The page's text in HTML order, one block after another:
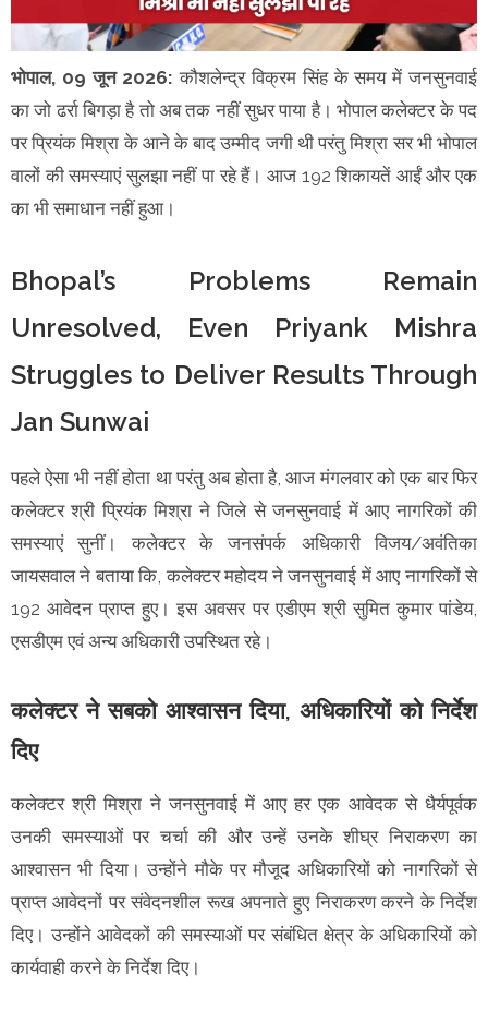
भोपाल, 09 जून 2026:कौशलेन्द्र विक्रम सिंह के समय में जनसुनवाई
का जो ढर्रा बिगड़ा है तो अब तक नहीं सुधर पाया है। भोपाल कलेक्टर के पद
पर प्रियंक मिश्रा के आने के बाद उम्मीद जगी थी परंतु मिश्रा सर भी भोपाल
वालों की समस्याएं सुलझा नहीं पा रहे हैं। आज 192 शिकायतें आईं और एक
का भी समाधान नहीं हुआ।
Bhopal’s Problems Remain
Unresolved, Even Priyank Mishra
Struggles to Deliver Results Through
Jan Sunwai
पहले ऐसा भी नहीं होता था परंतु अब होता है, आज मंगलवार को एक बार फिर
कलेक्टर श्री प्रियंक मिश्रा ने जिले से जनसुनवाई में आए नागरिकों की
समस्याएं सुनीं। कलेक्टर के जनसंपर्क अधिकारी विजय/अवंतिका
जायसवाल ने बताया कि, कलेक्टर महोदय ने जनसुनवाई में आए नागरिकों से
192 आवेदन प्राप्त हुए। इस अवसर पर एडीएम श्री सुमित कुमार पांडेय,
एसडीएम एवं अन्य अधिकारी उपस्थित रहे।
कलेक्टर ने सबको आश्वासन दिया, अधिकारियों को निर्देश
दिए
कलेक्टर श्री मिश्रा ने जनसुनवाई में आए हर एक आवेदक से धैर्यपूर्वक
उनकी समस्याओं पर चर्चा की और उन्हें उनके शीघ्र निराकरण का
आश्वासन भी दिया। उन्होंने मौके पर मौजूद अधिकारियों को नागरिकों से
प्राप्त आवेदनों पर संवेदनशील रूख अपनाते हुए निराकरण करने के निर्देश
दिए। उन्होंने आवेदकों की समस्याओं पर संबंधित क्षेत्र के अधिकारियों को
कार्यवाही करने के निर्देश दिए।